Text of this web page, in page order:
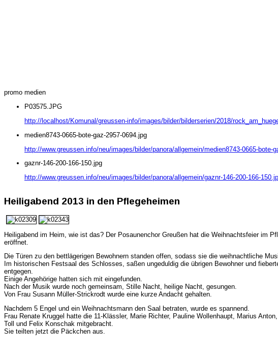
promo medien
P03575.JPG
http://localhost/Komunal/greussen-info/images/bilder/bilderserien/2018/
medien8743-0665-bote-gaz-2957-0694.jpg
http://www.greussen.info/neu/images/bilder/panora/allgemein/medien8743-0665-bote-
gaznr-146-200-166-150.jpg
http://www.greussen.info/neu/images/bilder/panora/allgemein/gaznr-146-200-166-
Heiligabend 2013 in den Pflegeheimen
Heiligabend im Heim, wie ist das? Der Posaunenchor Greußen hat die Weihnachtsfeier im
eröffnet.
Die Türen zu den bettlägerigen Bewohnern standen offen, sodass sie die weihnachtliche
Im historischen Festsaal des Schlosses, saßen ungeduldig die übrigen Bewohner und
entgegen.
Einige Angehörige hatten sich mit eingefunden.
Nach der Musik wurde noch gemeinsam, Stille Nacht, heilige Nacht, gesungen.
Von Frau Susann Müller-Strickrodt wurde eine kurze Andacht gehalten.
Nachdem 5 Engel und ein Weihnachtsmann den Saal betraten, wurde es spannend.
Frau Renate Kruggel hatte die 11-Klässler, Marie Richter, Pauline Wollenhaupt, Marius
Toll und Felix Konschak mitgebracht.
Sie teilten jetzt die Päckchen aus.